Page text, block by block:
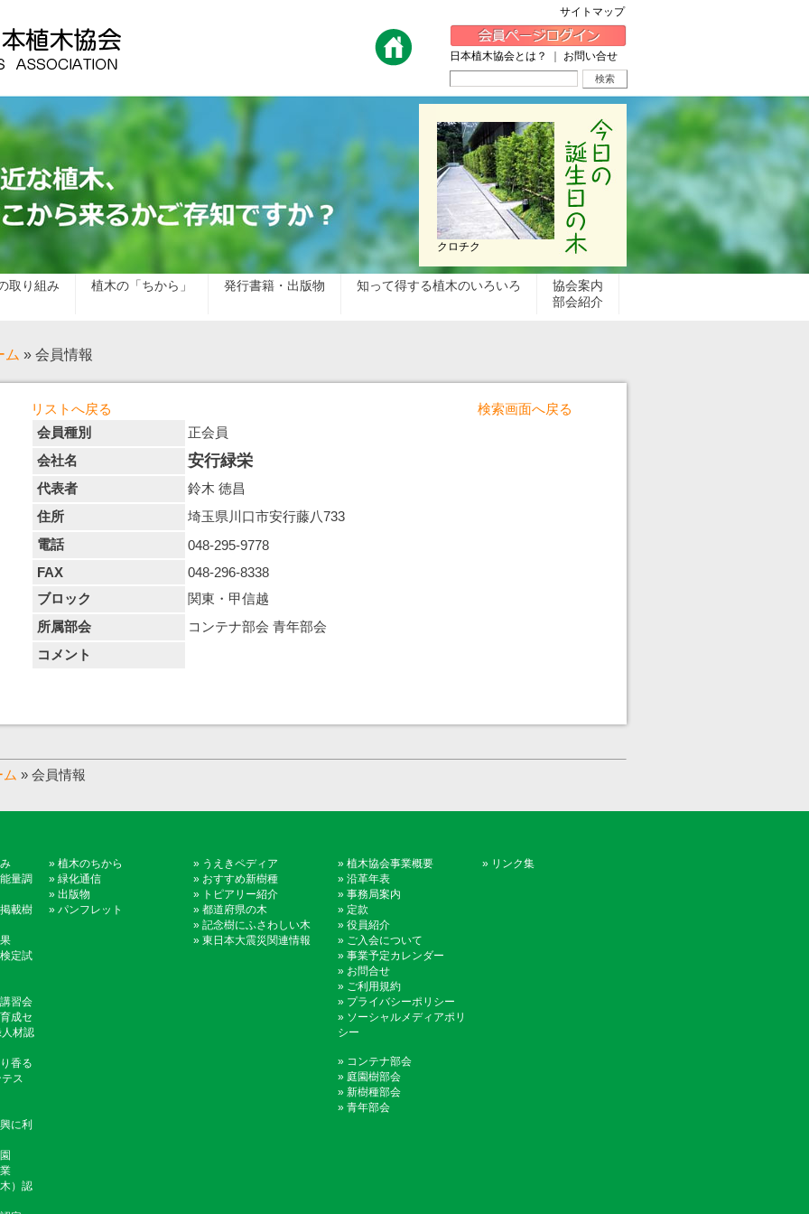
サイトマップ
日本植木協会とは？ お問い合せ
クロチク
取り組み 植木の「ちから」 発行書籍・出版物 知って得する植木のいろいろ
協会案内
部会紹介
ム » 会員情報
リストへ戻る
検索画面へ戻る
会員種別
正会員
会社名
安行緑栄
代表者
鈴木 徳昌
住所
埼玉県川口市安行藤八733
電話
048-295-9778
FAX
048-296-8338
ブロック
関東・甲信越
所属部会
コンテナ部会 青年部会
コメント
» 会員情報
量調
載樹
定試
習会
成セ
材認
香る
ス
に利
）認
» 植木のちから
» 緑化通信
» 出版物
» パンフレット
» うえきペディア
» おすすめ新樹種
» トピアリー紹介
» 都道府県の木
» 記念樹にふさわしい木
» 東日本大震災関連情報
» 植木協会事業概要
» 沿革年表
» 事務局案内
» 定款
» 役員紹介
» ご入会について
» 事業予定カレンダー
» お問合せ
» ご利用規約
» プライバシーポリシー
» ソーシャルメディアポリ
シー
» コンテナ部会
» 庭園樹部会
» 新樹種部会
» 青年部会
» リンク集